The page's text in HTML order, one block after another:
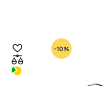
-10%